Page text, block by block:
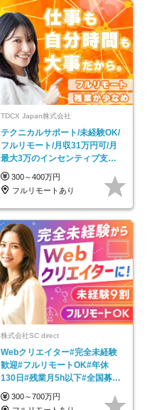
TDCX Japan株式会社
テクニカルサポート/未経験OK/
フルリモート/月収31万円可/月
最大3万のインセンティブ支給/
平均年齢33歳
300～400万円
フルリモートあり
株式会社SC direct
Webクリエイター#完全未経験
歓迎#フルリモートOK#年休
130日#残業月5h以下#全国募集
#最大1年の研修
300～700万円